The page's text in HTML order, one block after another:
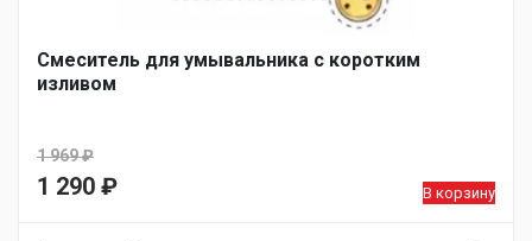
Смеситель для умывальника с коротким
изливом
1 969₽
Первоначальная
1 290 ₽
В корзину